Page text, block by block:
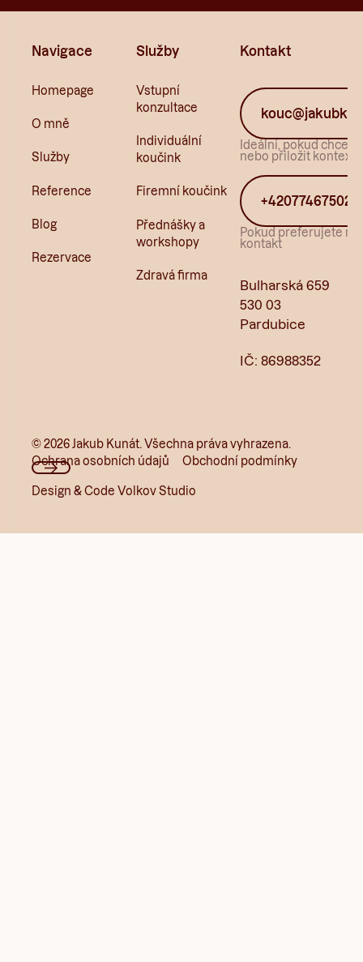
Navigace
Homepage
O mně
Služby
Reference
Blog
Rezervace
Služby
Vstupní
konzultace
Individuální
koučink
Firemní koučink
Přednášky a
workshopy
Zdravá firma
Kontakt
Ideální, pokud
nebo přiložit kontext.
+420774675022
Pokud preferujete
kontakt
Bulharská 659
530 03
Pardubice
IČ: 86988352
©2026Jakub Kunát. Všechna práva vyhrazena.
Ochrana osobních údajů
Obchodní podmínky
Design & Code Volkov Studio